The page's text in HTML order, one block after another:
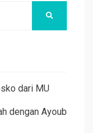
dari MU
dengan Ayoub